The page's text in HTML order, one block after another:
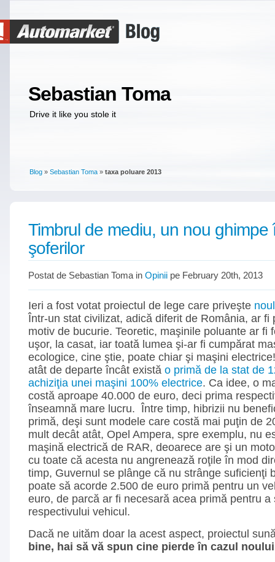
Sebastian Toma
Drive it like you stole it
Blog » Sebastian Toma » taxa poluare 2013
Timbrul de mediu, un nou ghimpe
şoferilor
Postat de Sebastian Toma in Opinii pe February 20th, 2013
Ieri a fost votat proiectul de lege care priveşte
Într-un stat civilizat, adică diferit de România, ar fi
motiv de bucurie. Teoretic, maşinile poluante ar fi
uşor, la casat, iar toată lumea şi-ar fi cumpărat
ecologice, cine ştie, poate chiar şi maşini
atât de departe încât există o primă de la stat de
achiziţia unei maşini 100% electrice. Ca idee, o
costă aproape 40.000 de euro, deci prima
înseamnă mare lucru. Între timp, hibrizii nu
primă, deşi sunt modele care costă mai puţin de
mult decât atât, Opel Ampera, spre exemplu, nu
maşină electrică de RAR, deoarece are şi un
cu toate că acesta nu angrenează roţile în mod
timp, Guvernul se plânge că nu strânge suficienţi
poate să acorde 2.500 de euro primă pentru un
euro, de parcă ar fi necesară acea primă pentru a
respectivului vehicul.
Dacă ne uităm doar la acest aspect, proiectul
bine, hai să vă spun cine pierde în cazul